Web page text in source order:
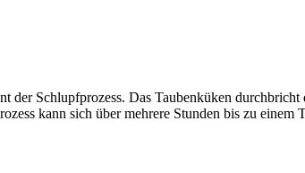
Schlupfprozess. Das Taubenküken
kann sich über mehrere Stunden bis zu einem